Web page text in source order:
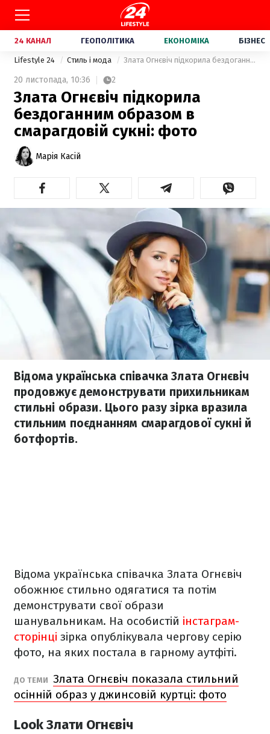
24 КАНАЛ ГЕОПОЛІТИКА ЕКОНОМІКА БІЗНЕС
Lifestyle 24 Стиль і мода Злата Огнєвіч підкорила бездоганним образом в смарагдовій сукні: фото
20 листопада, 10:36 2
Злата Огнєвіч підкорила
бездоганним образом в
смарагдовій сукні: фото
Марія Касій
Відома українська співачка Злата Огнєвіч
продовжує демонструвати прихильникам
стильні образи. Цього разу зірка вразила
стильним поєднанням смарагдової сукні й
ботфортів.
Відома українська співачка Злата Огнєвіч
обожнює стильно одягатися та потім
демонструвати свої образи
шанувальникам. На особистій інстаграм-
сторінці зірка опублікувала чергову серію
фото, на яких постала в гарному аутфіті.
ДО ТЕМИ Злата Огнєвіч показала стильний
осінній образ у джинсовій куртці: фото
Look Злати Огнєвіч